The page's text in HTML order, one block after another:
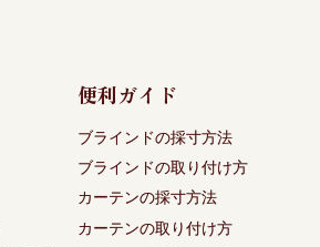
便利ガイド
ブラインドの採寸方法
ブラインドの取り付け方
カーテンの採寸方法
カーテンの取り付け方